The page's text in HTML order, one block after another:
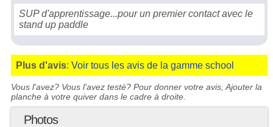
SUP d'apprentissage...pour un premier contact avec le
stand up paddle
Plus d'avis:Voir tous les avis de la gamme school
Vous l'avez? Vous l'avez testé? Pour donner votre avis, Ajouter la
planche à votre quiver dans le cadre à droite.
Photos